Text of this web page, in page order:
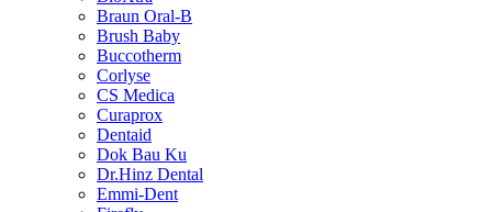
Braun Oral-B
Brush Baby
Buccotherm
Corlyse
CS Medica
Curaprox
Dentaid
Dok Bau Ku
Dr.Hinz Dental
Emmi-Dent